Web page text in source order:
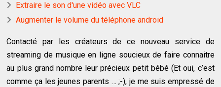
Extraire le son d'une vidéo avec VLC
Augmenter le volume du téléphone android
Contacté par les créateurs de ce nouveau service de
streaming de musique en ligne soucieux de faire connaitre
au plus grand nombre leur précieux petit bébé (Et oui, c’est
comme ça les jeunes parents … ;-), je me suis empressé de